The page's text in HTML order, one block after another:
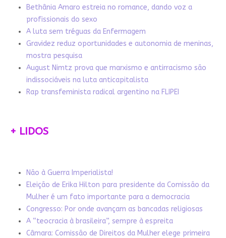
Bethânia Amaro estreia no romance, dando voz a
profissionais do sexo
A luta sem tréguas da Enfermagem
Gravidez reduz oportunidades e autonomia de meninas,
mostra pesquisa
August Nimtz prova que marxismo e antirracismo são
indissociáveis na luta anticapitalista
Rap transfeminista radical argentino na FLIPEI
+ LIDOS
Não à Guerra Imperialista!
Eleição de Erika Hilton para presidente da Comissão da
Mulher é um fato importante para a democracia
Congresso: Por onde avançam as bancadas religiosas
A “teocracia à brasileira”, sempre à espreita
Câmara: Comissão de Direitos da Mulher elege primeira